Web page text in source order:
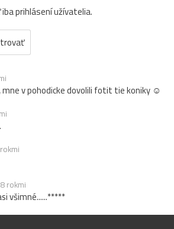
prihlásení užívatelia.
v pohodicke dovolili fotit tie koniky ☺
rokmi
všimné......*****